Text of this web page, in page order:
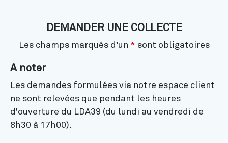
DEMANDER UNE COLLECTE
Les champs marqués d’un * sont obligatoires
A noter
Les demandes formulées via notre espace client
ne sont relevées que pendant les heures
d'ouverture du LDA39 (du lundi au vendredi de
8h30 à 17h00).